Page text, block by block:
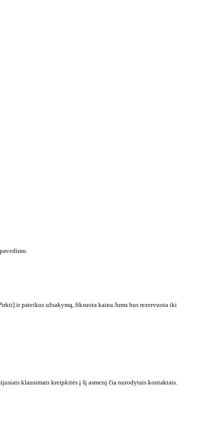
ir pateikus užsakymą, fiksuota kaina Jums bus rezervuota iki
klausimais kreipkitės į šį asmenį čia nurodytais kontaktais.